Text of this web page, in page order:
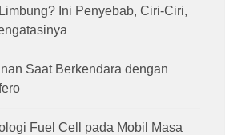
Ini Penyebab, Ciri-Ciri,
Saat Berkendara dengan
Fuel Cell pada Mobil Masa